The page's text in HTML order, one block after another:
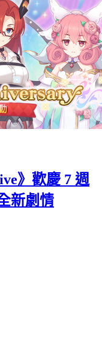
》歡慶 7 週
新劇情